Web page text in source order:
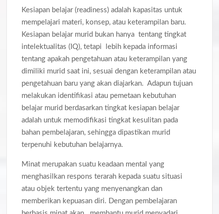
Kesiapan belajar (readiness) adalah kapasitas untuk
mempelajari materi, konsep, atau keterampilan baru.
Kesiapan belajar murid bukan hanya tentang tingkat
intelektualitas (IQ), tetapi lebih kepada informasi
tentang apakah pengetahuan atau keterampilan yang
dimiliki murid saat ini, sesuai dengan keterampilan atau
pengetahuan baru yang akan diajarkan. Adapun tujuan
melakukan identifikasi atau pemetaan kebutuhan
belajar murid berdasarkan tingkat kesiapan belajar
adalah untuk memodifikasi tingkat kesulitan pada
bahan pembelajaran, sehingga dipastikan murid
terpenuhi kebutuhan belajarnya.
Minat merupakan suatu keadaan mental yang
menghasilkan respons terarah kepada suatu situasi
atau objek tertentu yang menyenangkan dan
memberikan kepuasan diri. Dengan pembelajaran